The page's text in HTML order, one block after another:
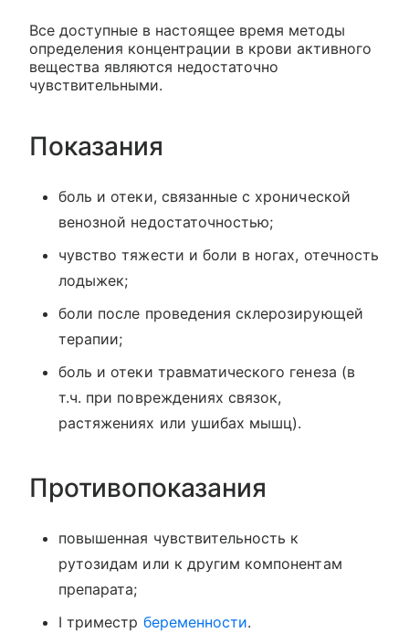
Все доступные в настоящее время методы
определения концентрации в крови активного
вещества являются недостаточно
чувствительными.
Показания
боль и отеки, связанные с хронической
венозной недостаточностью;
чувство тяжести и боли в ногах, отечность
лодыжек;
боли после проведения склерозирующей
терапии;
боль и отеки травматического генеза (в
т.ч. при повреждениях связок,
растяжениях или ушибах мышц).
Противопоказания
повышенная чувствительность к
рутозидам или к другим компонентам
препарата;
I триместр беременности.